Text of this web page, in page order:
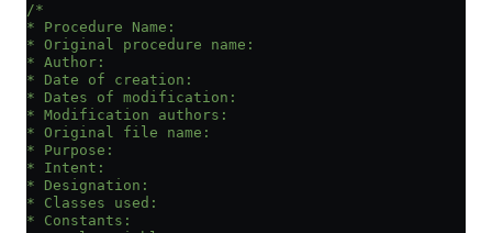
/*
* Procedure Name:
* Original procedure name:
* Author:
* Date of creation:
* Dates of modification:
* Modification authors:
* Original file name:
* Purpose:
* Intent:
* Designation:
* Classes used:
* Constants: